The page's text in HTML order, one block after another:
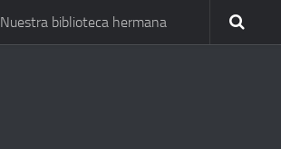
Nuestra biblioteca hermana